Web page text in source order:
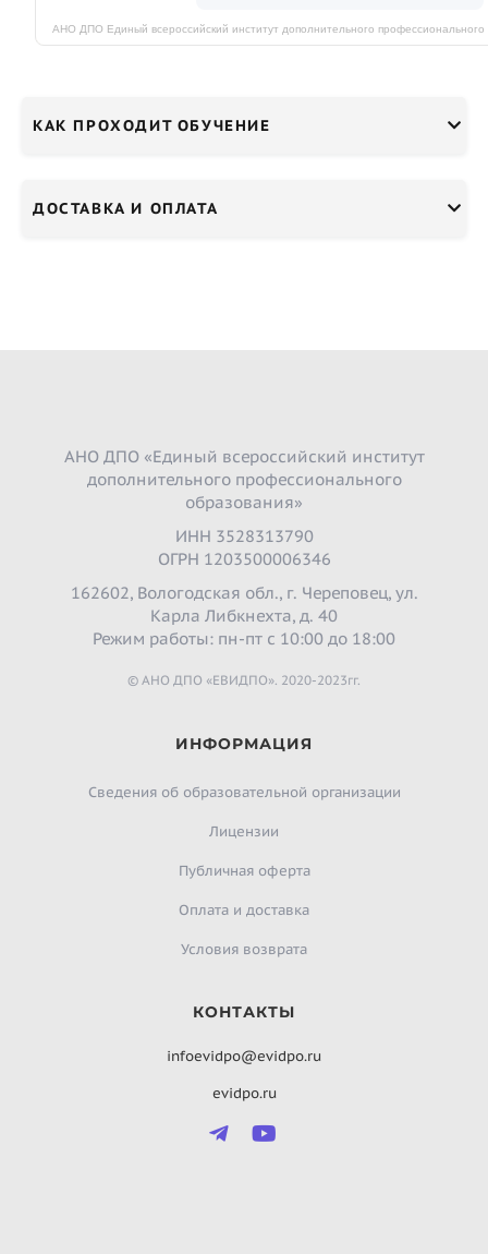
КАК ПРОХОДИТ ОБУЧЕНИЕ
ДОСТАВКА И ОПЛАТА
АНО ДПО «Единый всероссийский институт
дополнительного профессионального
образования»
ИНН 3528313790
ОГРН 1203500006346
162602, Вологодская обл., г. Череповец, ул.
Карла Либкнехта, д. 40
Режим работы: пн-пт с 10:00 до 18:00
© АНО ДПО «ЕВИДПО». 2020-2023гг.
ИНФОРМАЦИЯ
Сведения об образовательной организации
Лицензии
Публичная оферта
Оплата и доставка
Условия возврата
КОНТАКТЫ
infoevidpo@evidpo.ru
evidpo.ru